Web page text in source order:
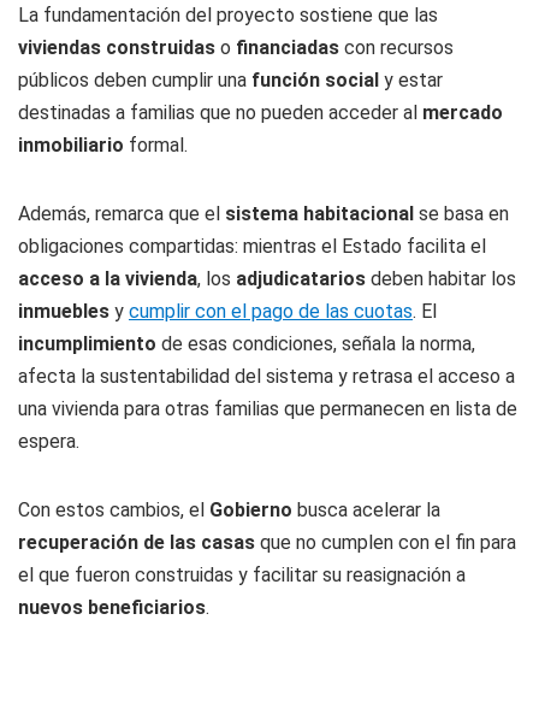
La fundamentación del proyecto sostiene que las
viviendas construidas o financiadas con recursos
públicos deben cumplir una función social y estar
destinadas a familias que no pueden acceder al mercado
inmobiliario formal.
Además, remarca que el sistema habitacional se basa en
obligaciones compartidas: mientras el Estado facilita el
acceso a la vivienda, los adjudicatarios deben habitar los
inmuebles y cumplir con el pago de las cuotas. El
incumplimiento de esas condiciones, señala la norma,
afecta la sustentabilidad del sistema y retrasa el acceso a
una vivienda para otras familias que permanecen en lista de
espera.
Con estos cambios, el Gobierno busca acelerar la
recuperación de las casas que no cumplen con el fin para
el que fueron construidas y facilitar su reasignación a
nuevos beneficiarios.